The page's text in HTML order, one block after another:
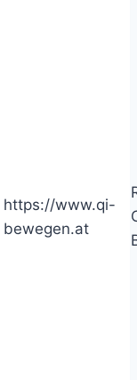
https://www.qi-
bewegen.at